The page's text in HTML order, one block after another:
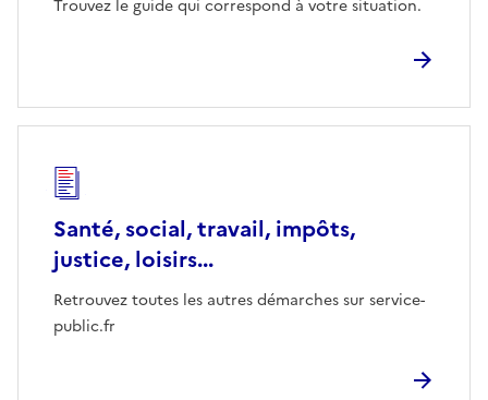
Trouvez le guide qui correspond à votre situation.
Santé, social, travail, impôts,
justice, loisirs...
Retrouvez toutes les autres démarches sur service-
public.fr